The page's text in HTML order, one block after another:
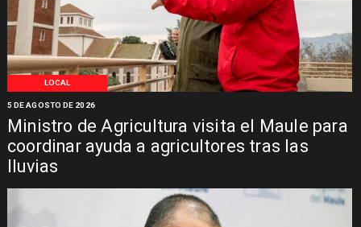
LOCAL
Ministro de Agricultura visita el Maule para
coordinar ayuda a agricultores tras las
lluvias
5 DE AGOSTO DE 2026